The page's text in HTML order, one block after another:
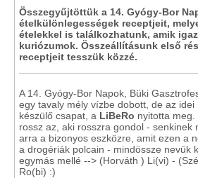
Összegyűjtöttük a 14. Gyógy-Bor
ételkülönlegességek receptjeit,
ételekkel is találkozhatunk, amik
kuriózumok. Összeállításunk első
receptjeit tesszük közzé.
A 14. Gyógy-Bor Napok, Büki
egy tavaly mély vízbe dobott, de az
készülő csapat, a LiBeRo nyitotta
rossz az, aki rosszra gondol - senkinek
arra a bizonyos eszközre, amit ezen a
a drogériák polcain - mindössze nevük
egymás mellé --> (Horváth ) Li(vi) -
Ro(bi) :)